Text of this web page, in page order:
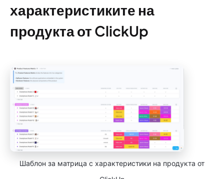
характеристиките на
продукта от ClickUp
Шаблон за матрица с характеристики на продукта от